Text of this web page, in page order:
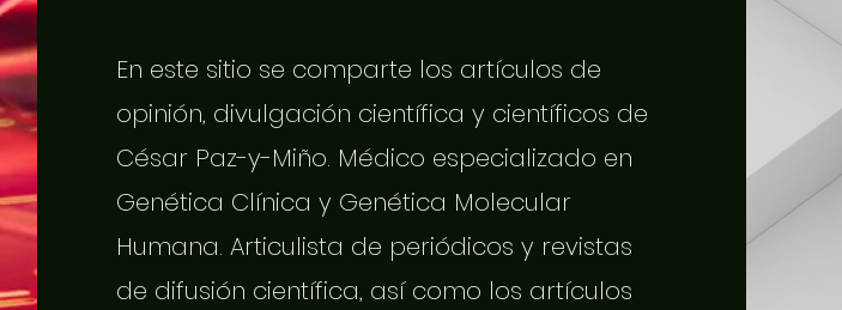
En este sitio se comparte los artículos de
opinión, divulgación científica y científicos de
César Paz-y-Miño. Médico especializado en
Genética Clínica y Genética Molecular
Humana. Articulista de periódicos y revistas
de difusión científica, así como los artículos